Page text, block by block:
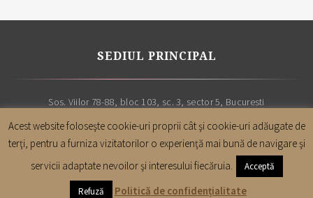
SEDIUL PRINCIPAL
Sos. Viilor 78-88, bloc 103, sc. 3, sector 5, Bucuresti
Cabinet avocatura Leon & Asociatii
| Toate drepturile sunt
rezervate | 2019
Acest website foloseşte cookie-uri proprii cât şi cookie-uri adăugate de
terţi, pentru a furniza vizitatorilor o experienţă mai bună de navigare şi
servicii adaptate nevoilor şi interesului fiecăruia.
Acceptă
Refuză Politică de confidențialitate